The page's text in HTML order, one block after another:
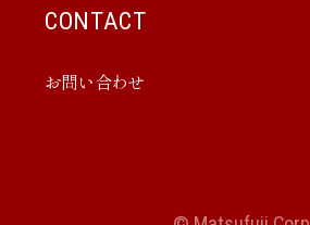
CONTACT
お問い合わせ